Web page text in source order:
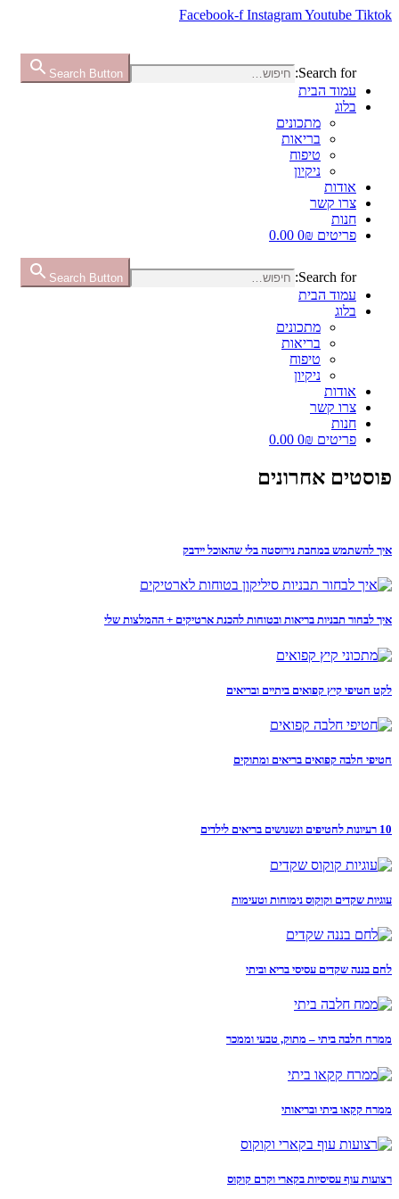
Facebook-f InstagramYoutube Tiktok
Search for:
Search Button
עמוד הבית
בלוג
מתכונים
בריאות
טיפוח
ניקיון
אודות
צרו קשר
חנות
פריטים 0 ₪ 0.00
Search for:
Search Button
עמוד הבית
בלוג
מתכונים
בריאות
טיפוח
ניקיון
אודות
צרו קשר
חנות
פריטים 0 ₪ 0.00
פוסטים אחרונים
איך להשתמש במחבת נירוסטה בלי שהאוכל יידבק
איך לבחור תבניות בריאות ובטוחות להכנת ארטיקים + ההמלצות שלי
לקט חטיפי קיץ קפואים ביתיים ובריאים
חטיפי חלבה קפואים בריאים ומתוקים
10 רעיונות לחטיפים ונשנושים בריאים לילדים
עוגיות שקדים וקוקוס נימוחות וטעימות
לחם בננה שקדים עסיסי בריא וביתי
ממרח חלבה ביתי – מתוק, טבעי וממכר
ממרח קקאו ביתי ובריאותי
רצועות עוף עסיסיות בקארי וקרם קוקוס​